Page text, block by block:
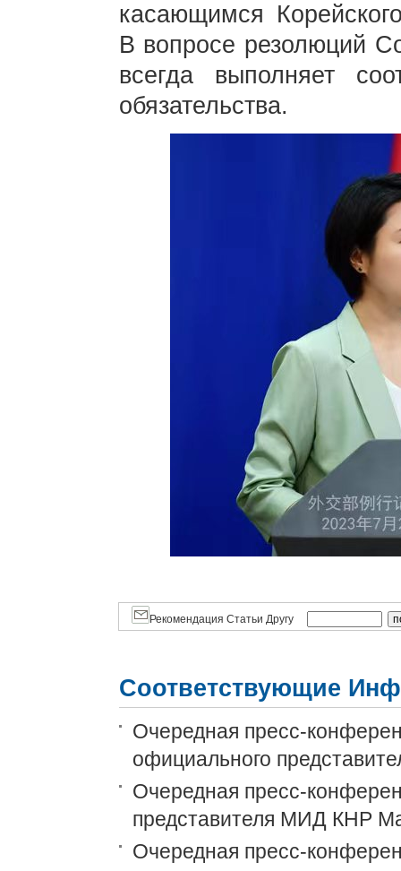
касающимся
В вопросе резолюций
всегда выполняет
обязательства.
Рекомендация Статьи Другу
Соответствующие
Очередная пресс-
официального
Очередная пресс-
представителя МИД КНР
Очередная пресс-